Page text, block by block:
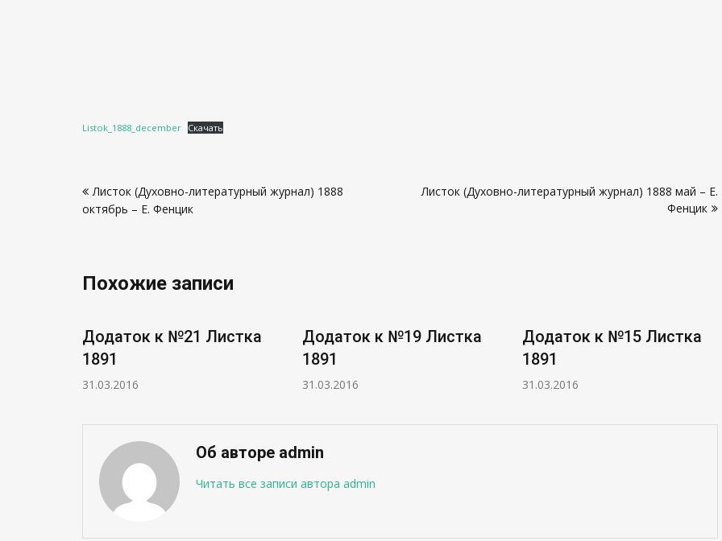
Listok_1888_december Скачать
поЛисток (Духовно-литературный журнал) 1888
октябрь – Е. Фенцик
Листок (Духовно-литературный журнал) 1888 май – Е.
Фенцик
Похожие записи
Додаток к №21 Листка
1891
31.03.2016
Додаток к №19 Листка
1891
31.03.2016
Додаток к №15 Листка
1891
31.03.2016
Об авторе admin
Читать все записи автора admin